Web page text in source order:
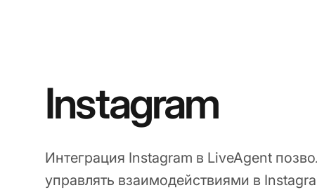
Instagram
Интеграция Instagram в LiveAgent
управлять взаимодействиями в